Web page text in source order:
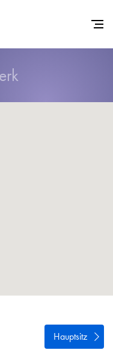
Hauptsitz
Startseite
Frequenzumrichter
Sitemap
Einloggen